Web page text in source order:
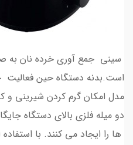
سینی جمع آوری خرده نان
است.بدنه دستگاه حین فعالیت
مدل امکان گرم کردن شیرینی و
دو میله فلزی بالای دستگاه
ها را ایجاد می کنند. با